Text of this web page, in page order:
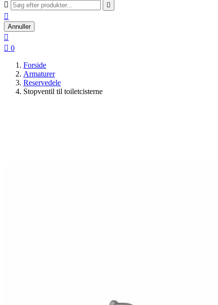
 

Annuller

 0
Forside
Armaturer
Reservedele
Stopventil til toiletcisterne